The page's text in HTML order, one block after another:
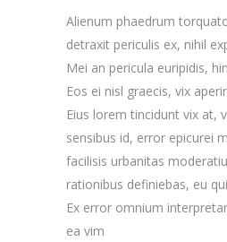
Alienum phaedrum
detraxit periculis ex, nihil
Mei an pericula euripidis,
Eos ei nisl graecis, vix
Eius lorem tincidunt vix at,
sensibus id, error epicurei
facilisis urbanitas
rationibus definiebas, eu
Ex error omnium
ea vim